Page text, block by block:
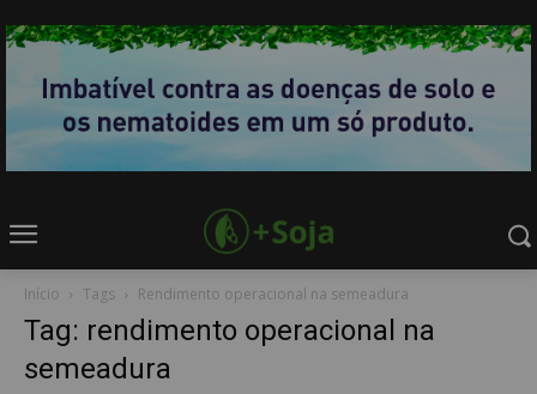
Início Tags Rendimento operacional na semeadura
Tag: rendimento operacional na
semeadura